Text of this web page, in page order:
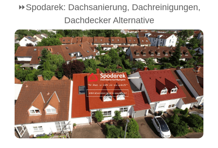
⏩Spodarek: Dachsanierung, Dachreinigungen,
Dachdecker Alternative